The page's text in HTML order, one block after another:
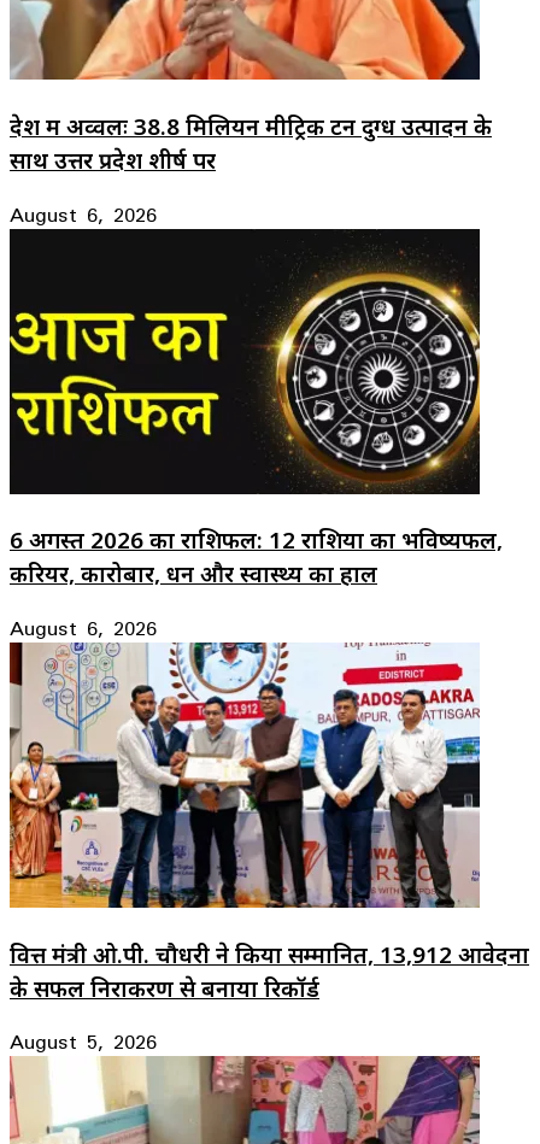
देश में अव्वलः 38.8 मिलियन मीट्रिक टन दुग्ध उत्पादन के
साथ उत्तर प्रदेश शीर्ष पर
August 6, 2026
6 अगस्त 2026 का राशिफल: 12 राशियों का भविष्यफल,
करियर, कारोबार, धन और स्वास्थ्य का हाल
August 6, 2026
वित्त मंत्री ओ.पी. चौधरी ने किया सम्मानित, 13,912 आवेदनों
के सफल निराकरण से बनाया रिकॉर्ड
August 5, 2026